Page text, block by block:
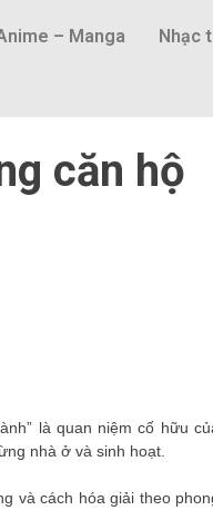
– Manga Nhạc
căn hộ
là quan niệm cố hữu
nhà ở và sinh hoạt.
và cách hóa giải theo